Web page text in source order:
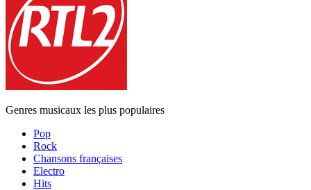
Genres musicaux les plus populaires
Pop
Rock
Chansons françaises
Electro
Hits